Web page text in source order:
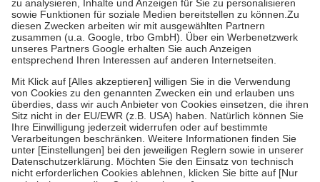
Bei Heilmitteln und häuslicher Krankenpflege beträgt die
Zuzahlung zehn Prozent der Kosten sowie zehn Euro je
Verordnung.
Um das Engagement der Versicherten für ihre eigene Gesundheit zu
stärken und die besondere Stellung der Familie zu unterstützen,
fallenkeine Zuzahlungenan bei:
• Kindern und Jugendlichen bis zum vollendeten 18. Lebensjahr
mit Ausnahme der Fahrkosten
• Untersuchungen zur Vorsorge und Früherkennung, die von der
GKV getragen werden
• empfohlenen Schutzimpfungen
• Harn- und Blutteststreifen